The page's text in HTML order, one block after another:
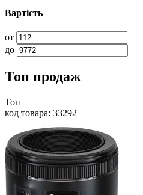
Вартість
от
до
Топ продаж
Топ
код товара: 33292